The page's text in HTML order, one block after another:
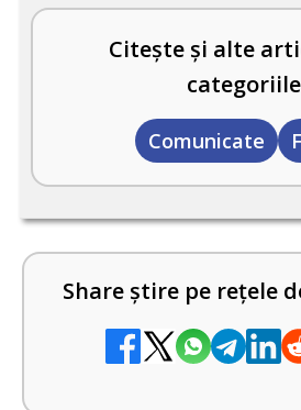
Citește și alte
Comunicate
Share știre pe rețele